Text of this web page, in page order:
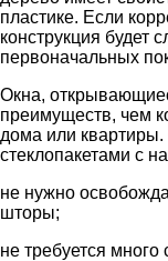
пластике. Если
конструкция будет
первоначальных
Окна,
преимуществ, чем
дома или
стеклопакетами с
не нужно
шторы;
не требуется много